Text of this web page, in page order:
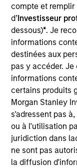
compte et
d’Investisseur
dessous)*. Je
informations
destinées aux
pas y accéder.
informations
certains produits
Morgan Stanley
s'adressent pas
ou à l'utilisation
juridiction dans
ne sont pas
la diffusion
Transaction Type
Minority
ZCL Chemicals
pharmaceutical
engaged in the
advanced drug
Ingredients.
Board
Nirav Mehta
Investment
Morgan